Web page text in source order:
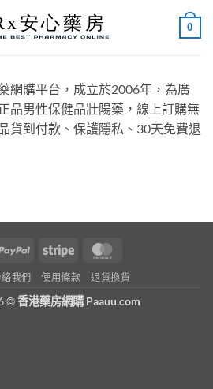
0
網購平台，成立於2006年，為廣
品男性保健品壯陽藥，線上訂購無
貨到付款、保護隱私、30天免費退
PayPal Stripe
我們 使用條款 退貨換貨
©香港藥房網購 Paauu.com